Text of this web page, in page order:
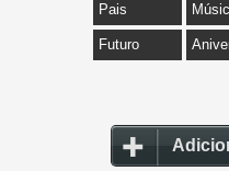
Pais
Futuro